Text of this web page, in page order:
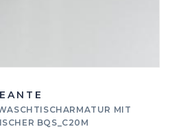
MIT
BQS_C20M